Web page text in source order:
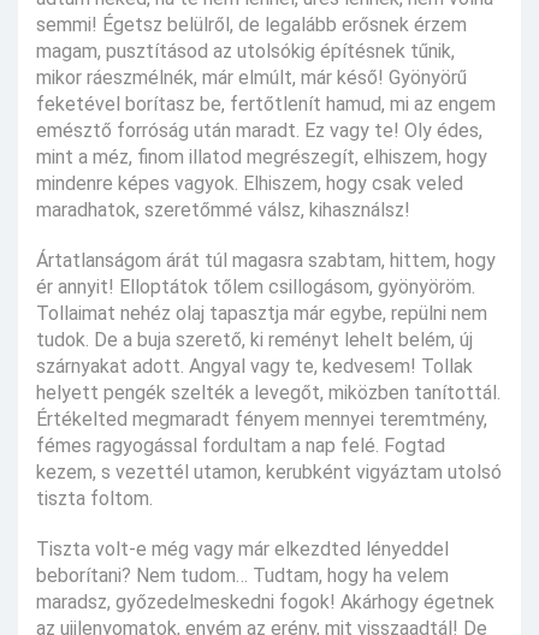
semmi! Égetsz belülről, de legalább erősnek érzem
magam, pusztításod az utolsókig építésnek tűnik,
mikor ráeszmélnék, már elmúlt, már késő! Gyönyörű
feketével borítasz be, fertőtlenít hamud, mi az engem
emésztő forróság után maradt. Ez vagy te! Oly édes,
mint a méz, finom illatod megrészegít, elhiszem, hogy
mindenre képes vagyok. Elhiszem, hogy csak veled
maradhatok, szeretőmmé válsz, kihasználsz!
Ártatlanságom árát túl magasra szabtam, hittem, hogy
ér annyit! Elloptátok tőlem csillogásom, gyönyöröm.
Tollaimat nehéz olaj tapasztja már egybe, repülni nem
tudok. De a buja szerető, ki reményt lehelt belém, új
szárnyakat adott. Angyal vagy te, kedvesem! Tollak
helyett pengék szelték a levegőt, miközben tanítottál.
Értékelted megmaradt fényem mennyei teremtmény,
fémes ragyogással fordultam a nap felé. Fogtad
kezem, s vezettél utamon, kerubként vigyáztam utolsó
tiszta foltom.
Tiszta volt-e még vagy már elkezdted lényeddel
beborítani? Nem tudom… Tudtam, hogy ha velem
maradsz, győzedelmeskedni fogok! Akárhogy égetnek
az ujjlenyomatok, enyém az erény, mit visszaadtál! De